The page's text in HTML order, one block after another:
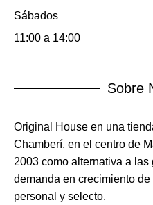
Sábados
11:00 a 14:00
Sobre
Original House en una
Chamberí, en el centro de
2003 como alternativa a
demanda en crecimiento
personal y selecto.